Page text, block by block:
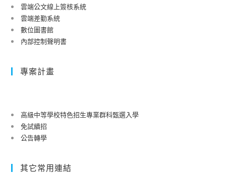
雲端公文線上簽核系統
雲端差勤系統
數位圖書館
內部控制聲明書
專案計畫
高級中等學校特色招生專業群科甄選入學
免試續招
公告轉學
其它常用連結